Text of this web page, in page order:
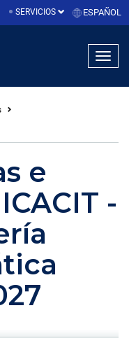
SERVICIOS ESPAÑOL
e
-